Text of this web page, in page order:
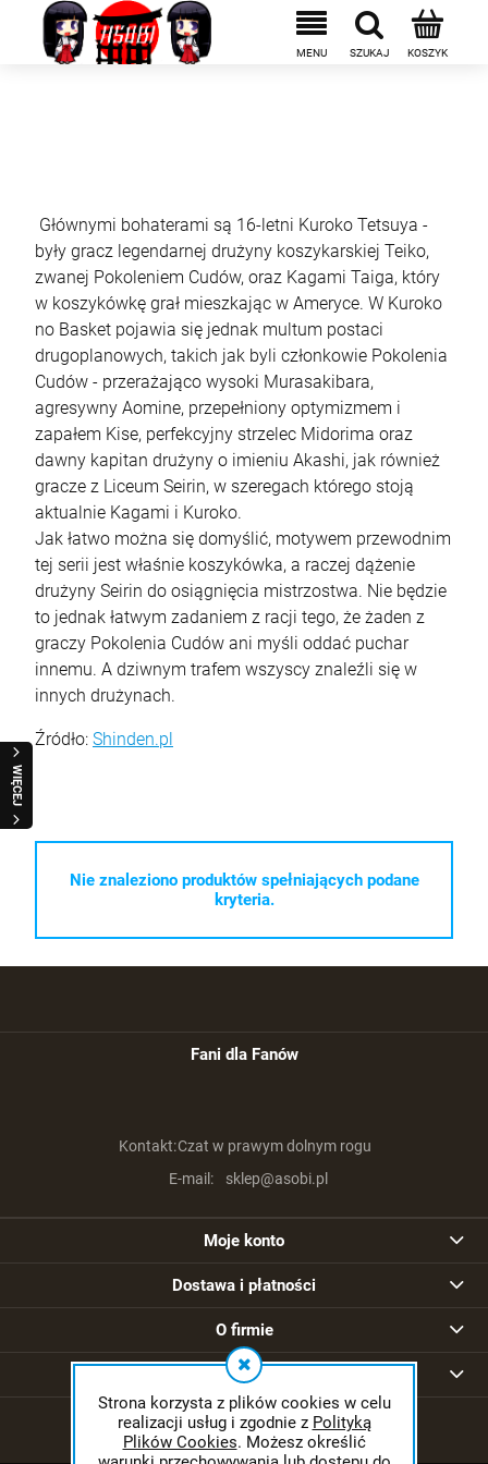
Strona korzysta z plików cookies w celu
realizacji usług i zgodnie z Polityką
Plików Cookies. Możesz określić
WIĘCEJ
Głównymi bohaterami są 16-letni Kuroko Tetsuya -
były gracz legendarnej drużyny koszykarskiej Teiko,
zwanej Pokoleniem Cudów, oraz Kagami Taiga, który
w koszykówkę grał mieszkając w Ameryce. W Kuroko
no Basket pojawia się jednak multum postaci
drugoplanowych, takich jak byli członkowie Pokolenia
Cudów - przerażająco wysoki Murasakibara,
agresywny Aomine, przepełniony optymizmem i
zapałem Kise, perfekcyjny strzelec Midorima oraz
dawny kapitan drużyny o imieniu Akashi, jak również
gracze z Liceum Seirin, w szeregach którego stoją
aktualnie Kagami i Kuroko.
Jak łatwo można się domyślić, motywem przewodnim
tej serii jest właśnie koszykówka, a raczej dążenie
drużyny Seirin do osiągnięcia mistrzostwa. Nie będzie
to jednak łatwym zadaniem z racji tego, że żaden z
graczy Pokolenia Cudów ani myśli oddać puchar
innemu. A dziwnym trafem wszyscy znaleźli się w
innych drużynach.
Źródło: Shinden.pl
Nie znaleziono produktów spełniających podane
kryteria.
Fani dla Fanów
Kontakt:Czat w prawym dolnym rogu
E-mail:
sklep@asobi.pl
Moje konto
Dostawa i płatności
O firmie
Strony informacyjne